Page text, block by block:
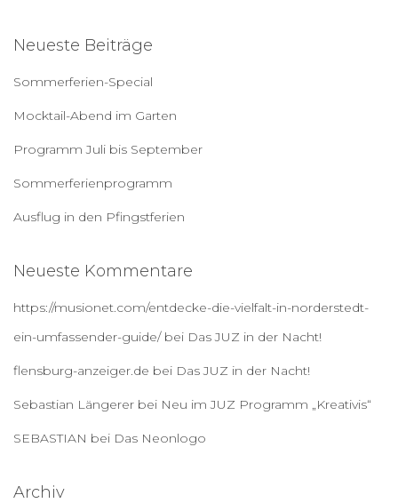
n
c
h
Neueste Beiträge
Sommerferien-Special
Mocktail-Abend im Garten
Programm Juli bis September
Sommerferienprogramm
Ausflug in den Pfingstferien
Neueste Kommentare
https://musionet.com/entdecke-die-vielfalt-in-norderstedt-
ein-umfassender-guide/bei Das JUZ in der Nacht!
flensburg-anzeiger.de bei Das JUZ in der Nacht!
Sebastian Längerer bei Neu im JUZ Programm „Kreativis“
SEBASTIAN bei Das Neonlogo
Archiv